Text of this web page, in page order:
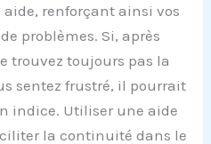
renforçant ainsi vos
problèmes. Si, après
trouvez toujours pas la
sentez frustré, il pourrait
indice. Utiliser une aide
la continuité dans le